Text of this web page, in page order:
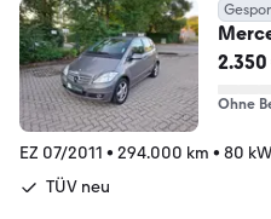
Ohne
EZ 07/2011 • 294.000 km • 80
TÜV neu